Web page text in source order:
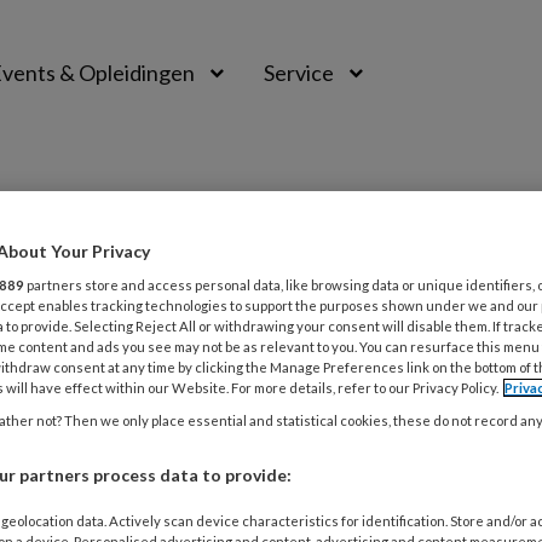
& Opleidingen Service
kansrijke start kinderen met
Your Privacy
889 partners store and access personal data, like browsing data or unique identifiers,
enables tracking technologies to support the purposes shown under we and
to provide. Selecting Reject All or withdrawing your consent will disable them. If
content and ads you see may not be as relevant to you. You can resurface this
consent at any time by clicking the Manage Preferences link on the bottom of
will have effect within our Website. For more details, refer to our Privacy Policy.
not? Then we only place essential and statistical cookies, these do not record
partners process data to provide:
data. Actively scan device characteristics for identification. Store and/or